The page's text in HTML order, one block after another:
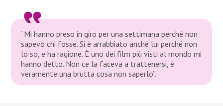
“Mi hanno preso in giro per una settimana perché non
sapevo chi fosse. Si è arrabbiato anche lui perché non
lo so, e ha ragione. È uno dei film più visti al mondo mi
hanno detto. Non ce la faceva a trattenersi, è
veramente una brutta cosa non saperlo”.